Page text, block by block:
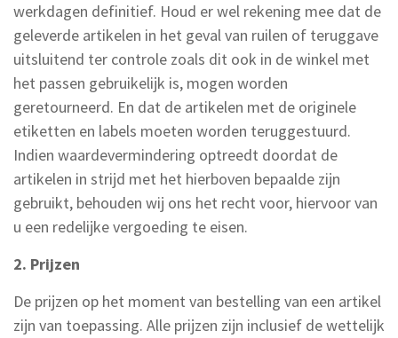
werkdagen definitief. Houd er wel rekening mee dat de
geleverde artikelen in het geval van ruilen of teruggave
uitsluitend ter controle zoals dit ook in de winkel met
het passen gebruikelijk is, mogen worden
geretourneerd. En dat de artikelen met de originele
etiketten en labels moeten worden teruggestuurd.
Indien waardevermindering optreedt doordat de
artikelen in strijd met het hierboven bepaalde zijn
gebruikt, behouden wij ons het recht voor, hiervoor van
u een redelijke vergoeding te eisen.
2. Prijzen
De prijzen op het moment van bestelling van een artikel
zijn van toepassing. Alle prijzen zijn inclusief de wettelijk